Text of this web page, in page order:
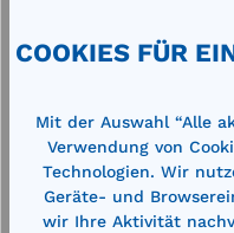
13,2 V Nennspannung,
Technische Daten
COOKIES FÜR
Mit der Auswahl “Alle
Verwendung von
Technologien. Wir
Geräte- und
wir Ihre Aktivität